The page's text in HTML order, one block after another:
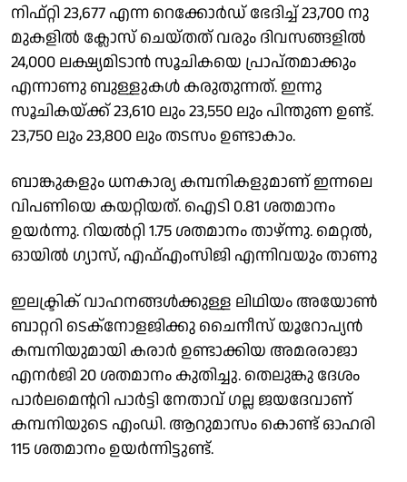
നിഫ്റ്റി 23,677 എന്ന റെക്കോർഡ് ഭേദിച്ച് 23,700 നു
മുകളിൽ ക്ലോസ് ചെയ്തത് വരും ദിവസങ്ങളിൽ
24,000 ലക്ഷ്യമിടാൻ സൂചികയെ പ്രാപ്തമാക്കും
എന്നാണു ബുള്ളുകൾ കരുതുന്നത്. ഇന്നു
സൂചികയ്ക്ക് 23,610 ലും 23,550 ലും പിന്തുണ ഉണ്ട്.
23,750 ലും 23,800 ലും തടസം ഉണ്ടാകാം.
ബാങ്കുകളും ധനകാര്യ കമ്പനികളുമാണ് ഇന്നലെ
വിപണിയെ കയറ്റിയത്. ഐടി 0.81 ശതമാനം
ഉയർന്നു. റിയൽറ്റി 1.75 ശതമാനം താഴ്ന്നു. മെറ്റൽ,
ഓയിൽ ഗ്യാസ്, എഫ്എംസിജി എന്നിവയും താണു
ഇലക്ട്രിക് വാഹനങ്ങൾക്കുള്ള ലിഥിയം അയോൺ
ബാറ്ററി ടെക്നോളജിക്കു ചെെനീസ് യൂറോപ്യൻ
കമ്പനിയുമായി കരാർ ഉണ്ടാക്കിയ അമരരാജാ
എനർജി 20 ശതമാനം കുതിച്ചു. തെലുങ്കു ദേശം
പാർലമെൻ്ററി പാർട്ടി നേതാവ് ഗല്ല ജയദേവാണ്
കമ്പനിയുടെ എംഡി. ആറുമാസം കൊണ്ട് ഓഹരി
115 ശതമാനം ഉയർന്നിട്ടുണ്ട്.